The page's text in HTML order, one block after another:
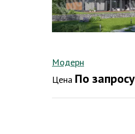
Модерн
Цена По запросу